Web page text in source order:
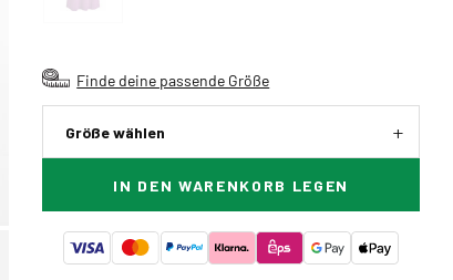
Finde deine passende Größe
Größe wählen
IN DEN WARENKORB LEGEN